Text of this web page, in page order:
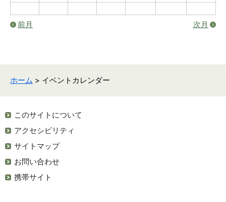
前月 次月
ホーム > イベントカレンダー
このサイトについて
アクセシビリティ
サイトマップ
お問い合わせ
携帯サイト